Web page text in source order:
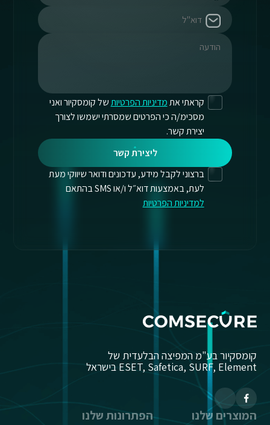
קראתי אתמדיניות הפרטיותשל קומסקיור ואני
מסכימ/ה כי הפרטים שמסרתי ישמשו לצורך
יצירת קשר.
ליצירת קשר
ברצוני לקבל מידע, עדכונים ודואר שיווקי מעת
לעת, באמצעות דוא״ל ו/או SMS בהתאם
למדיניות הפרטיות
קומסקיור בע"מ המפיצה הבלעדית של
ESET, Safetica, SURF, Element בישראל
המוצרים שלנו הפתרונות שלנו